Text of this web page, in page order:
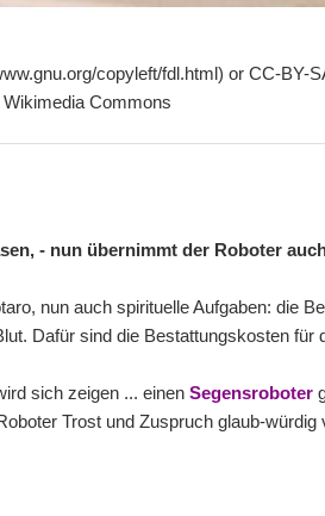
copyleft/fdl.html) or CC-BY-
Commons
- nun übernimmt der Roboter
nun auch spirituelle Aufgaben: die
Dafür sind die Bestattungskosten für
sich zeigen ... einen Segensroboter
Trost und Zuspruch glaub-würdig